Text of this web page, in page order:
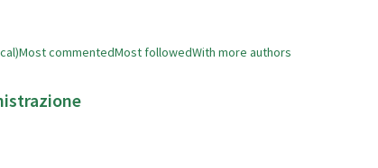
Most commentedMost followedWith more authors